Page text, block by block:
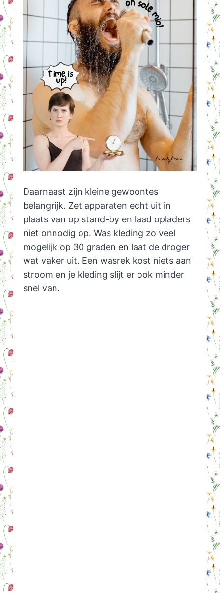
Daarnaast zijn kleine gewoontes
belangrijk. Zet apparaten echt uit in
plaats van op stand-by en laad opladers
niet onnodig op. Was kleding zo veel
mogelijk op 30 graden en laat de droger
wat vaker uit. Een wasrek kost niets aan
stroom en je kleding slijt er ook minder
snel van.